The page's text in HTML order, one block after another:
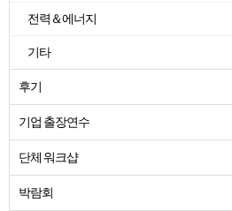
전력＆에너지
기타
후기
기업 출장연수
단체 워크샵
박람회